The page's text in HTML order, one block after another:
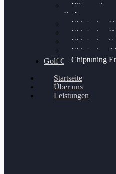
Bilgenroth
Performance
Chiptuning
Chiptuning
Chiptuning
Chiptuning
Chiptuning
Golf Gewinnspiel
Startseite
Über uns
Leistungen